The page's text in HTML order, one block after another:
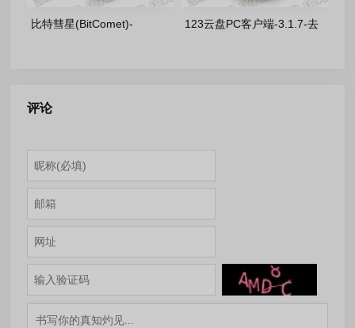
比特彗星(BitComet)-
123云盘PC客户端-3.1.7-去
评论